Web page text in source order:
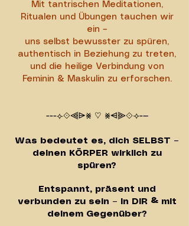
Mit tantrischen Meditationen,
Ritualen und Übungen tauchen wir
ein –
uns selbst bewusster zu spüren,
authentisch in Beziehung zu treten,
und die heilige Verbindung von
Feminin & Maskulin zu erforschen.
---⟣⟐⫷⩥⨳ ♡ ⨳⩤⫸⟐⟢-—
Was bedeutet es, dich SELBST –
deinen KÖRPER wirklich zu
spüren?
Entspannt, präsent und
verbunden zu sein – in DIR & mit
deinem Gegenüber?